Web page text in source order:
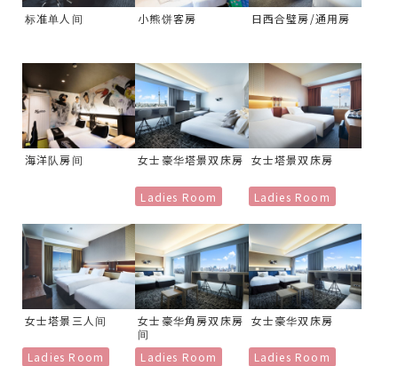
标准单人间 小熊饼客房 日西合璧房/通用房
海洋队房间 女士豪华塔景双床房
Ladies Room
女士塔景双床房
Ladies Room
女士塔景三人间
Ladies Room
女士豪华角房双床房
间
Ladies Room
女士豪华双床房
Ladies Room